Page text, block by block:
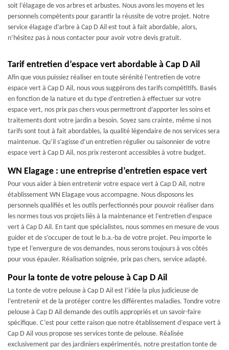
soit l’élagage de vos arbres et arbustes. Nous avons les moyens et les
personnels compétents pour garantir la réussite de votre projet. Notre
service élagage d’arbre à Cap D Ail est tout à fait abordable, alors,
n’hésitez pas à nous contacter pour avoir votre devis gratuit.
Tarif entretien d’espace vert abordable à Cap D Ail
Afin que vous puissiez réaliser en toute sérénité l’entretien de votre
espace vert à Cap D Ail, nous vous suggérons des tarifs compétitifs. Basés
en fonction de la nature et du type d’entretien à effectuer sur votre
espace vert, nos prix pas chers vous permettront d’apporter les soins et
traitements dont votre jardin a besoin. Soyez sans crainte, même si nos
tarifs sont tout à fait abordables, la qualité légendaire de nos services sera
maintenue. Qu’il s’agisse d’un entretien régulier ou saisonnier de votre
espace vert à Cap D Ail, nos prix resteront accessibles à votre budget.
WN Elagage : une entreprise d’entretien espace vert
Pour vous aider à bien entretenir votre espace vert à Cap D Ail, notre
établissement WN Elagage vous accompagne. Nous disposons les
personnels qualifiés et les outils perfectionnés pour pouvoir réaliser dans
les normes tous vos projets liés à la maintenance et l’entretien d’espace
vert à Cap D Ail. En tant que spécialistes, nous sommes en mesure de vous
guider et de s’occuper de tout le b.a.-ba de votre projet. Peu importe le
type et l’envergure de vos demandes, nous serons toujours à vos côtés
pour vous épauler. Réalisation soignée, prix pas chers, service adapté.
Pour la tonte de votre pelouse à Cap D Ail
La tonte de votre pelouse à Cap D Ail est l’idée la plus judicieuse de
l’entretenir et de la protéger contre les différentes maladies. Tondre votre
pelouse à Cap D Ail demande des outils appropriés et un savoir-faire
spécifique. C’est pour cette raison que notre établissement d’espace vert à
Cap D Ail vous propose ses services tonte de pelouse. Réalisée
exclusivement par des jardiniers expérimentés, notre prestation tonte de